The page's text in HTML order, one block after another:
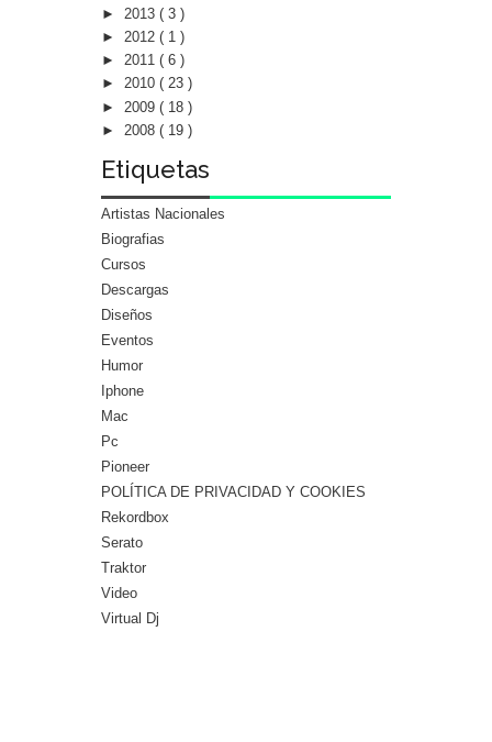
► 2013 ( 3 )
► 2012 ( 1 )
► 2011 ( 6 )
► 2010 ( 23 )
► 2009 ( 18 )
► 2008 ( 19 )
Etiquetas
Artistas Nacionales
Biografias
Cursos
Descargas
Diseños
Eventos
Humor
Iphone
Mac
Pc
Pioneer
POLÍTICA DE PRIVACIDAD Y COOKIES
Rekordbox
Serato
Traktor
Video
Virtual Dj